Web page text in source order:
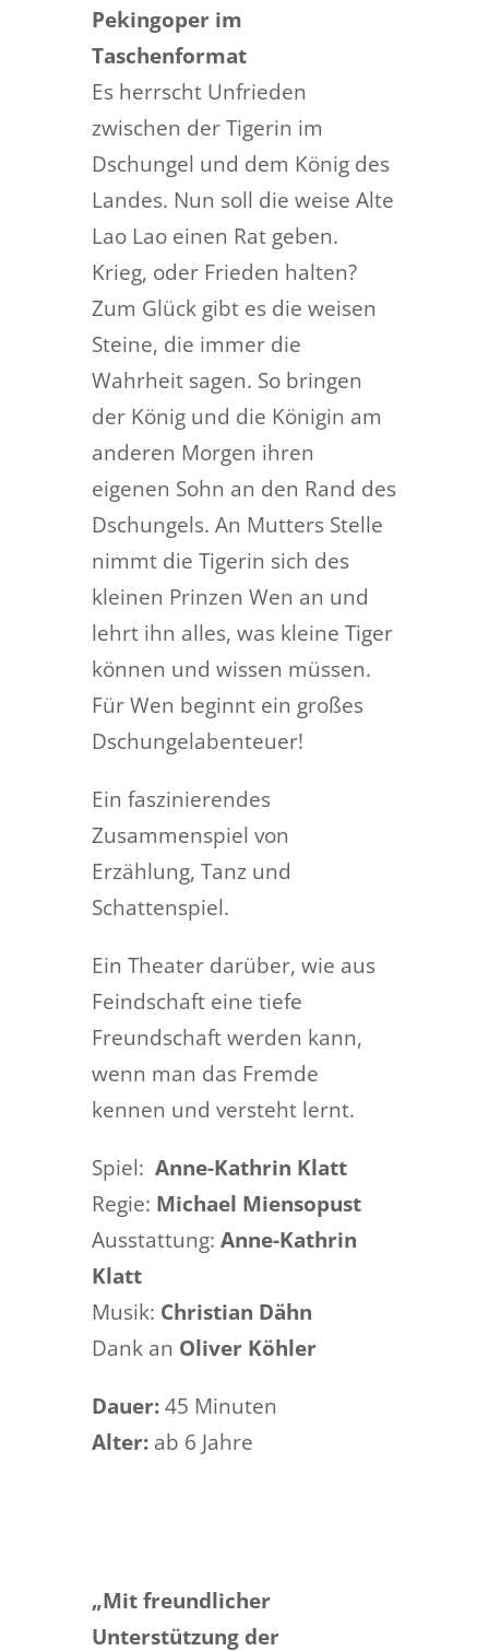
Pekingoper im
Taschenformat
Es herrscht Unfrieden
zwischen der Tigerin im
Dschungel und dem König des
Landes. Nun soll die weise Alte
Lao Lao einen Rat geben.
Krieg, oder Frieden halten?
Zum Glück gibt es die weisen
Steine, die immer die
Wahrheit sagen. So bringen
der König und die Königin am
anderen Morgen ihren
eigenen Sohn an den Rand des
Dschungels. An Mutters Stelle
nimmt die Tigerin sich des
kleinen Prinzen Wen an und
lehrt ihn alles, was kleine Tiger
können und wissen müssen.
Für Wen beginnt ein großes
Dschungelabenteuer!
Ein faszinierendes
Zusammenspiel von
Erzählung, Tanz und
Schattenspiel.
Ein Theater darüber, wie aus
Feindschaft eine tiefe
Freundschaft werden kann,
wenn man das Fremde
kennen und versteht lernt.
Spiel: Anne-Kathrin Klatt
Regie: Michael Miensopust
Ausstattung: Anne-Kathrin
Klatt
Musik: Christian Dähn
Dank an Oliver Köhler
Dauer: 45 Minuten
Alter: ab 6 Jahre
„Mit freundlicher
Unterstützung der